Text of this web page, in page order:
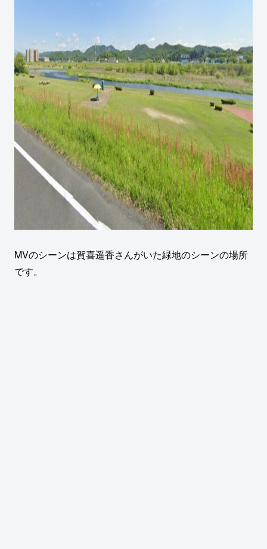
MVのシーンは賀喜遥香さんがいた緑地のシーンの場所
です。